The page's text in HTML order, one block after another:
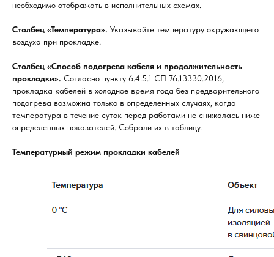
необходимо отображать в исполнительных схемах.
Столбец «Температура». Указывайте температуру окружающего
воздуха при прокладке.
Столбец «Способ подогрева кабеля и продолжительность
прокладки». Согласно пункту 6.4.5.1 СП 76.13330.2016,
прокладка кабелей в холодное время года без предварительного
подогрева возможна только в определенных случаях, когда
температура в течение суток перед работами не снижалась ниже
определенных показателей. Собрали их в таблицу.
Температурный режим прокладки кабелей